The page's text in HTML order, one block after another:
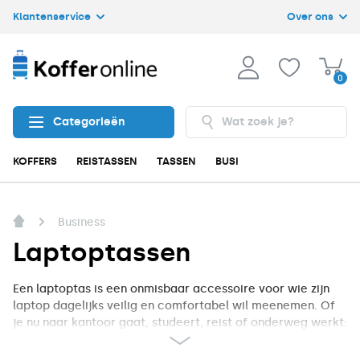
Klantenservice Over ons
0
Categorieën
KOFFERS REISTASSEN TASSEN BUSINESS
Business
Laptoptassen
Een laptoptas is een onmisbaar accessoire voor wie zijn
laptop dagelijks veilig en comfortabel wil meenemen. Of
je nu naar kantoor gaat, studeert, reist of onderweg werkt:
met een goede laptoptas bescherm je je apparatuur tegen